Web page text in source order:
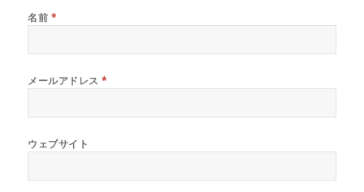
名前 *
メールアドレス*
ウェブサイト